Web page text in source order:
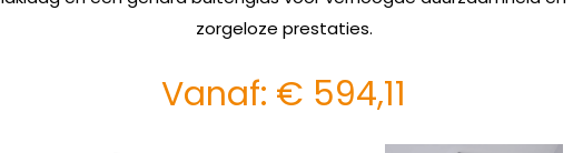
zorgeloze prestaties.
Vanaf: € 594,11